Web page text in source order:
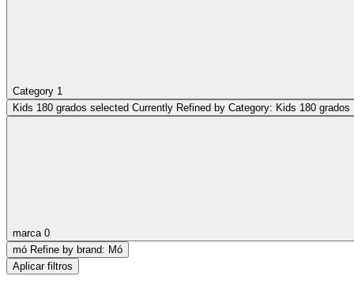
Category 1
Kids 180 grados
selected Currently Refined by Category: Kids 180 grados
marca 0
mó Refine by brand: Mó
Aplicar filtros